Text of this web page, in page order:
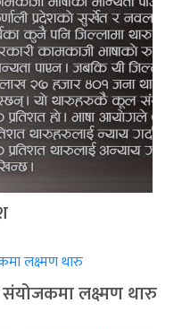
संयोजकमा लक्ष्मण थारु